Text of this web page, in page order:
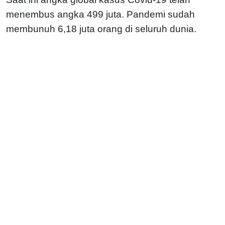
menembus angka 499 juta. Pandemi sudah
membunuh 6,18 juta orang di seluruh dunia.